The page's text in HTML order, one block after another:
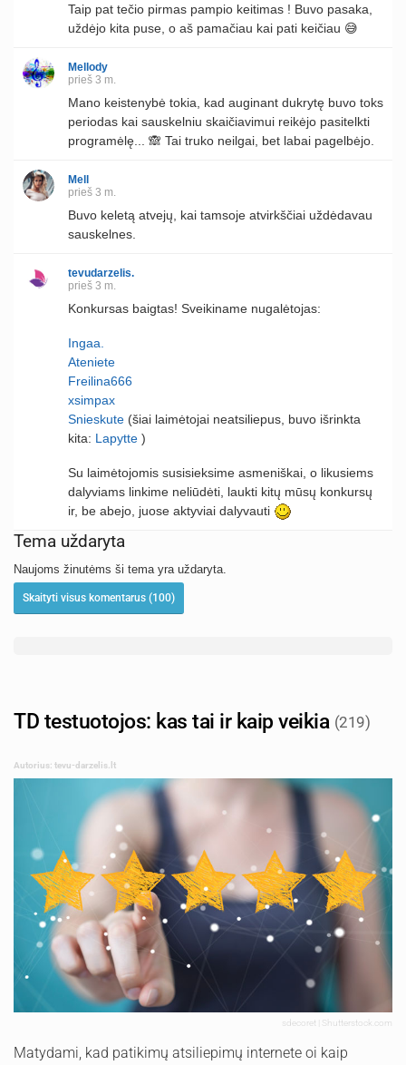
Taip pat tečio pirmas pampio keitimas ! Buvo pasaka,
uždėjo kita puse, o aš pamačiau kai pati keičiau 😅
Mellody
prieš 3 m.
Mano keistenybė tokia, kad auginant dukrytę buvo toks
periodas kai sauskelniu skaičiavimui reikėjo pasitelkti
programėlę... 🙈 Tai truko neilgai, bet labai pagelbėjo.
Mell
prieš 3 m.
Buvo keletą atvejų, kai tamsoje atvirkščiai uždėdavau
sauskelnes.
tevudarzelis.
prieš 3 m.
Konkursas baigtas! Sveikiname nugalėtojas:
Ingaa.
Ateniete
Freilina666
xsimpax
Snieskute (šiai laimėtojai neatsiliepus, buvo išrinkta
kita: Lapytte )
Su laimėtojomis susisieksime asmeniškai, o likusiems
dalyviams linkime neliūdėti, laukti kitų mūsų konkursų
ir, be abejo, juose aktyviai dalyvauti
Tema uždaryta
Naujoms žinutėms ši tema yra uždaryta.
Skaityti visus komentarus (100)
TD testuotojos: kas tai ir kaip veikia (219)
Autorius: tevu-darzelis.lt
sdecoret | Shutterstock.com
Matydami, kad patikimų atsiliepimų internete oi kaip